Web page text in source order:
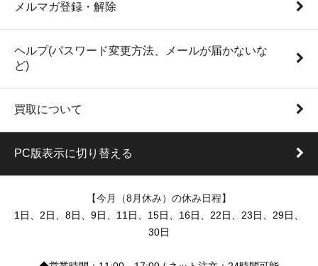
メルマガ登録・解除
ヘルプ(パスワード変更方法、メールが届かないな
ど)
買取について
PC版表示に切り替える
【今月（8月休み）の休み日程】
1日、2日、8日、9日、11日、15日、16日、22日、23日、29日、
30日